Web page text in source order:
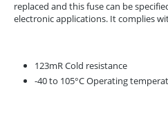
replaced and this fuse can be
electronic applications. It complies
123mR Cold resistance
-40 to 105°C Operating